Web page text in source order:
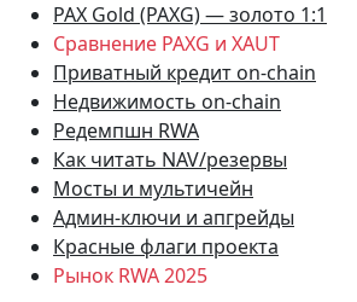
PAX Gold (PAXG) — золото 1:1
Сравнение PAXG и XAUT
Приватный кредит on-chain
Недвижимость on-chain
Редемпшн RWA
Как читать NAV/резервы
Мосты и мультичейн
Админ-ключи и апгрейды
Красные флаги проекта
Рынок RWA 2025